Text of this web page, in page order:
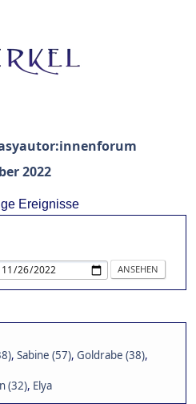
2022
Ereignisse
, Sabine (57), Goldrabe (38),
(32), Elya